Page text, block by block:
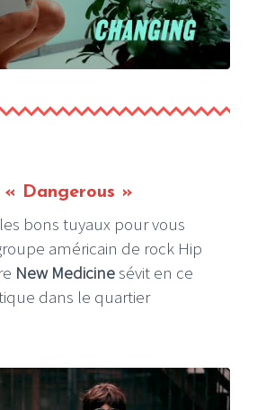
« Dangerous »
bons tuyaux pour vous
américain de rock Hip
New Medicinesévit en ce
dans le quartier